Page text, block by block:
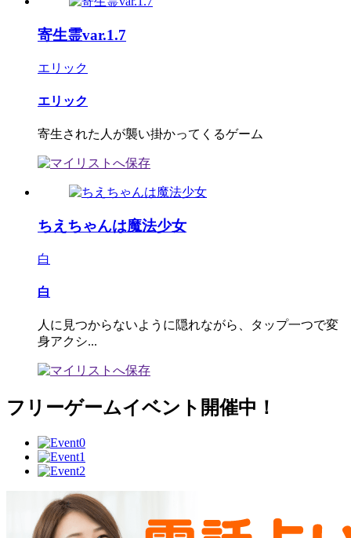
寄生霊var.1.7
エリック
エリック
寄生された人が襲い掛かってくるゲーム
ちえちゃんは魔法少女
白
白
人に見つからないように隠れながら、タップ一つで変
身アクシ...
フリーゲームイベント開催中！